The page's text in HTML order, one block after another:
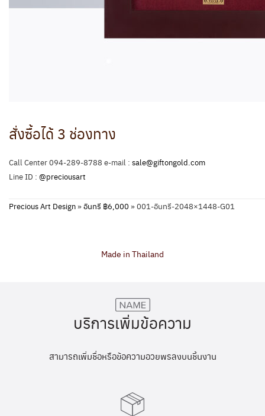
สั่งซื้อได้ 3 ช่องทาง
Call Center 094-289-8788 e-mail : sale@giftongold.com
Line ID : @preciousart
Precious Art Design»อินทรี ฿6,000 »001-อินทรี-2048×1448-G01
Made in Thailand
บริการเพิ่มข้อความ
สามารถเพิ่มชื่อหรือข้อความอวยพรลงบนชิ้นงาน